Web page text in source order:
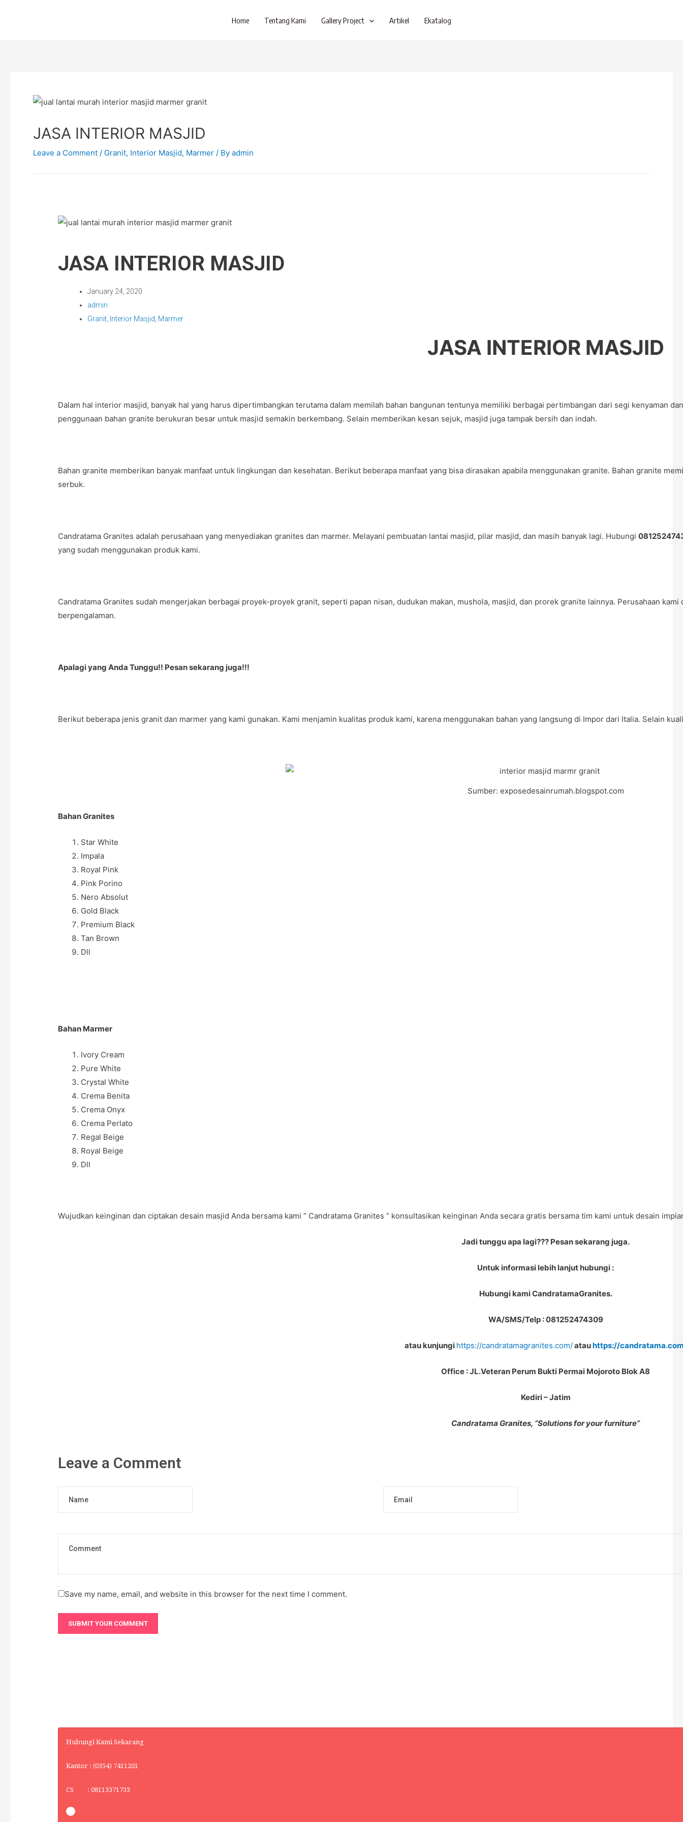
Home Tentang Kami Gallery Project Artikel Ekatalog
JASA INTERIOR MASJID
Leave a Comment / Granit, Interior Masjid, Marmer / By admin
JASA INTERIOR MASJID
January 24, 2020
admin
Granit, Interior Masjid Marmer
JASA INTERIOR MASJID
Dalam hal interior masjid, banyak hal yang harus dipertimbangkan terutama dalam memilah bahan bangunan tentunya memiliki berbagai pertimbangan dari segi kenyaman
penggunaan bahan granite berukuran besar untuk masjid semakin berkembang. Selain memberikan kesan sejuk, masjid juga tampak bersih dan indah.
Bahan granite memberikan banyak manfaat untuk lingkungan dan kesehatan. Berikut beberapa manfaat yang bisa dirasakan apabila menggunakan granite. Bahan granite
serbuk.
Candratama Granites adalah perusahaan yang menyediakan granites dan marmer. Melayani pembuatan lantai masjid, pilar masjid, dan masih banyak lagi. Hubungi
yang sudah menggunakan produk kami.
Candratama Granites sudah mengerjakan berbagai proyek-proyek granit, seperti papan nisan, dudukan makan, mushola, masjid, dan prorek granite lainnya. Perusahaan
berpengalaman.
Apalagi yang Anda Tunggu!! Pesan sekarang juga!!!
Berikut beberapa jenis granit dan marmer yang kami gunakan. Kami menjamin kualitas produk kami, karena menggunakan bahan yang langsung di Impor dari Italia. Selain
Sumber: exposedesainrumah.blogspot.com
Bahan Granites
Star White
Impala
Royal Pink
Pink Porino
Nero Absolut
Gold Black
Premium Black
Tan Brown
Dll
Bahan Marmer
Ivory Cream
Pure White
Crystal White
Crema Benita
Crema Onyx
Crema Perlato
Regal Beige
Royal Beige
Dll
Wujudkan keinginan dan ciptakan desain masjid Anda bersama kami “ Candratama Granites ” konsultasikan keinginan Anda secara gratis bersama tim kami untuk desain
Jadi tunggu apa lagi??? Pesan sekarang juga.
Untuk informasi lebih lanjut hubungi :
Hubungi kami CandratamaGranites.
WA/SMS/Telp:081252474309
atau kunjungi https://candratamagranites.com/atauhttps://
Office : JL.Veteran Perum Bukti Permai Mojoroto Blok A8
Kediri – Jatim
Candratama Granites, “Solutions for yourfurniture”
Leave a Comment
Save my name, email, and website in this browser for the next time I comment.
Hubungi Kami Sekarang
Kantor : (0354) 7411201
CS : 08113371733